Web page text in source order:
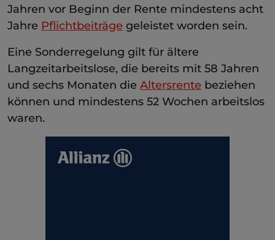
Jahren vor Beginn der Rente mindestens acht
Jahre Pflichtbeiträge geleistet worden sein.
Eine Sonderregelung gilt für ältere
Langzeitarbeitslose, die bereits mit 58 Jahren
und sechs Monaten die Altersrente beziehen
können und mindestens 52 Wochen arbeitslos
waren.